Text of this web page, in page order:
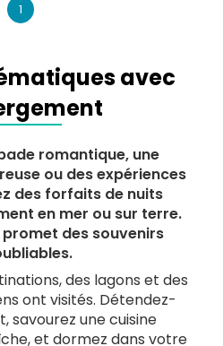
1
avec
romantique, une
ou des expériences
des forfaits de nuits
en mer ou sur terre.
des souvenirs
des lagons et des
ont visités. Détendez-
savourez une cuisine
et dormez dans votre